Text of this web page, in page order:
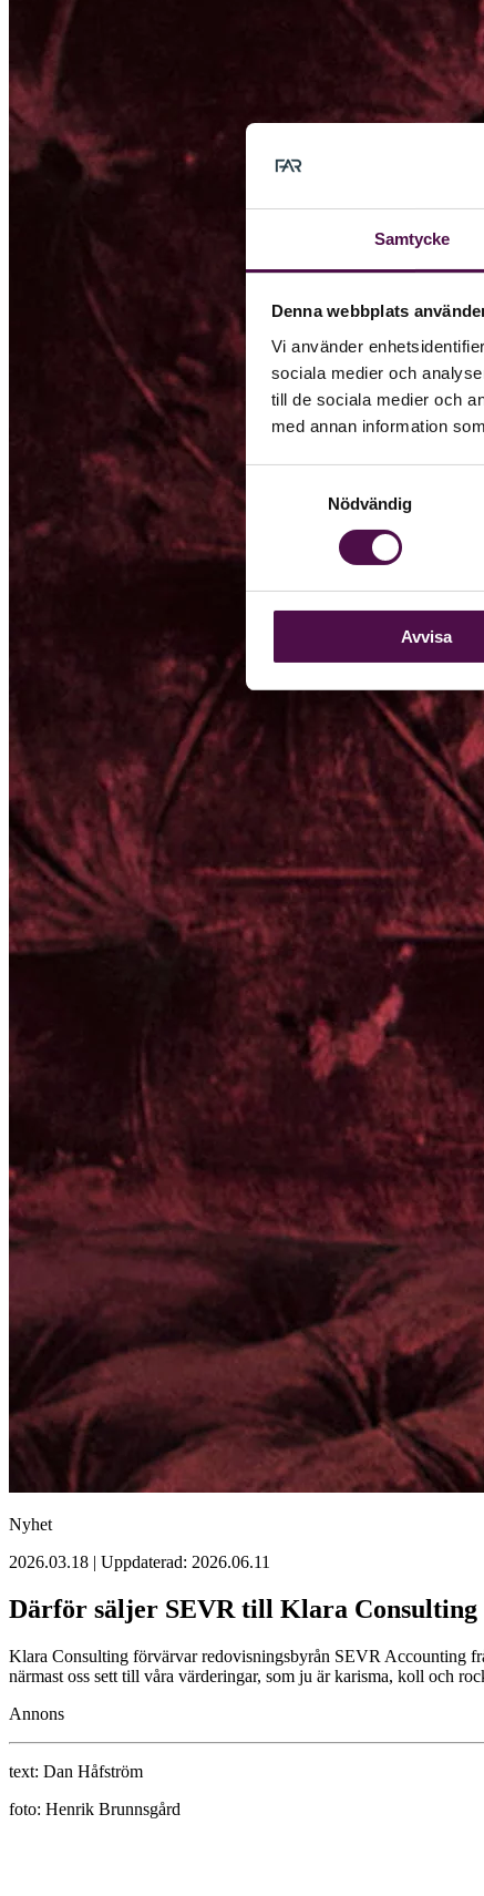
Samtycke
Denna webbplats
Vi använder
sociala medier och
till de sociala medier och
med annan information
Nödvändig
Avvisa
Nyhet
2026.03.18 | Uppdaterad: 2026.06.11
Därför säljer SEVR till Klara Consulting
Klara Consulting förvärvar redovisningsbyrån SEVR Accounting
närmast oss sett till våra värderingar, som ju är karisma, koll och
Annons
text: Dan Håfström
foto: Henrik Brunnsgård